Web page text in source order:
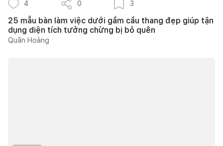
4 0 3
25 mẫu bàn làm việc dưới gầm cầu thang đẹp giúp tận
dụng diện tích tưởng chừng bị bỏ quên
Quân Hoàng